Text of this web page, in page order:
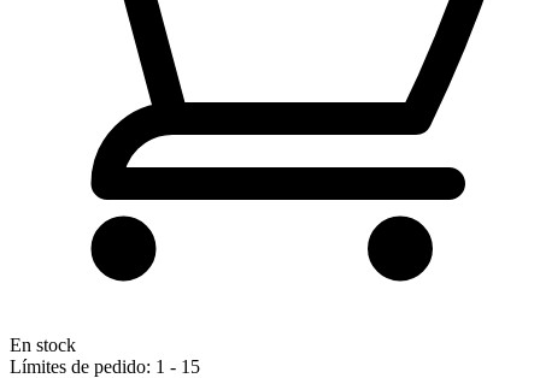
En stock
Límites de pedido: 1 - 15